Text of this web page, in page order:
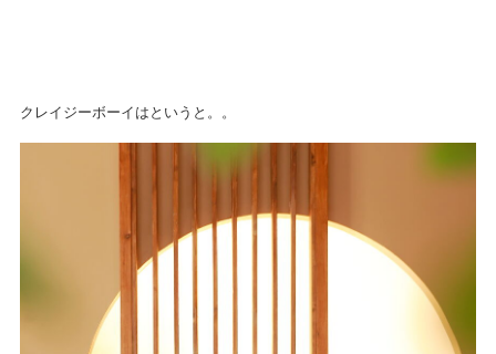
クレイジーボーイはというと。。